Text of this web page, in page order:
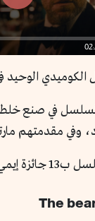
Play
الكوميدي الوحيد
في صنع
وفي مقدمتهم
جولدن جلوب، منها ترشيح لبطله سيث روجان.